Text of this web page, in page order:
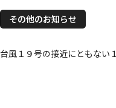
その他のお知らせ
台風１９号の接近にともない